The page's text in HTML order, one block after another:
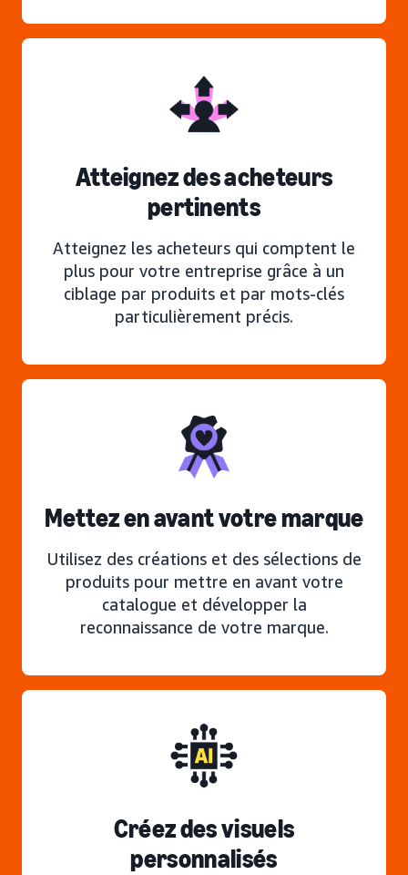
Atteignez des acheteurs
pertinents
Atteignez les acheteurs qui comptent le
plus pour votre entreprise grâce à un
ciblage par produits et par mots-clés
particulièrement précis.
Mettez en avant votre marque
Utilisez des créations et des sélections de
produits pour mettre en avant votre
catalogue et développer la
reconnaissance de votre marque.
Créez des visuels
personnalisés